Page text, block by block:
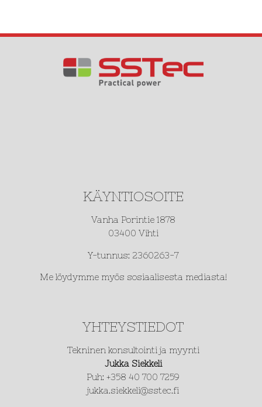
KÄYNTIOSOITE
Vanha Porintie 1878
03400 Vihti
Y-tunnus: 2360263-7
Me löydymme myös sosiaalisesta mediasta!
YHTEYSTIEDOT
Tekninen konsultointi ja myynti
Jukka Siekkeli
Puh: +358 40 700 7259
jukka.siekkeli@sstec.fi